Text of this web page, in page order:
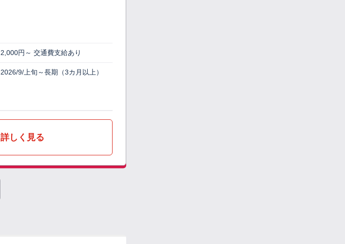
2,000円～ 交通費支給あり
2026/9/上旬～長期（3カ月以上）
詳しく見る